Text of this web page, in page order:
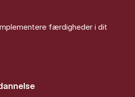
færdigheder i dit